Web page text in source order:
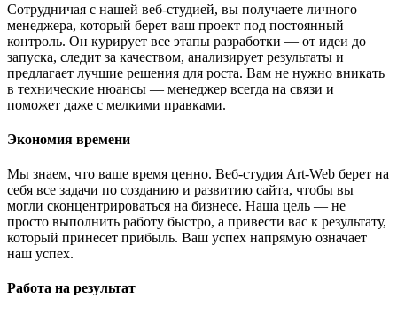
Сотрудничая с нашей веб-студией, вы получаете личного
менеджера, который берет ваш проект под постоянный
контроль. Он курирует все этапы разработки — от идеи до
запуска, следит за качеством, анализирует результаты и
предлагает лучшие решения для роста. Вам не нужно вникать
в технические нюансы — менеджер всегда на связи и
поможет даже с мелкими правками.
Экономия времени
Мы знаем, что ваше время ценно. Веб-студия Art-Web берет на
себя все задачи по созданию и развитию сайта, чтобы вы
могли сконцентрироваться на бизнесе. Наша цель — не
просто выполнить работу быстро, а привести вас к результату,
который принесет прибыль. Ваш успех напрямую означает
наш успех.
Работа на результат